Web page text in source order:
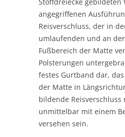
angegriffenen
Reisverschluss, der in
umlaufenden und an
Fußbereich der Matte
Polsterungen
festes Gurtband dar,
der Matte in
bildende Reisverschluss
unmittelbar mit einem
versehen sein.